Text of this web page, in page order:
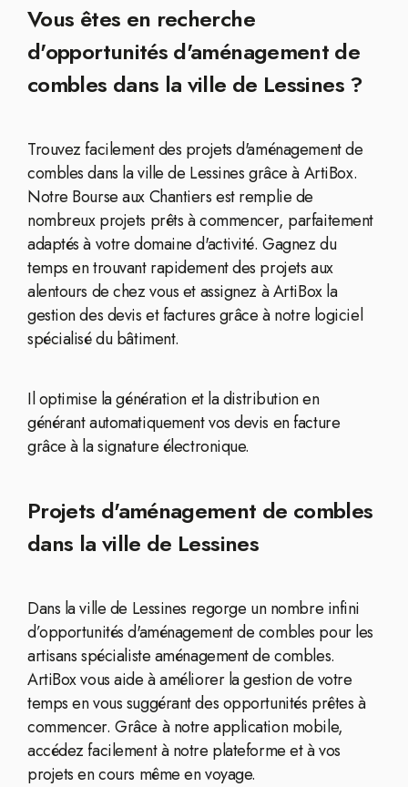
Vous êtes en recherche
d'opportunités d'aménagement de
combles dans la ville de Lessines ?
Trouvez facilement des projets d'aménagement de
combles dans la ville de Lessines grâce à ArtiBox.
Notre Bourse aux Chantiers est remplie de
nombreux projets prêts à commencer, parfaitement
adaptés à votre domaine d'activité. Gagnez du
temps en trouvant rapidement des projets aux
alentours de chez vous et assignez à ArtiBox la
gestion des devis et factures grâce à notre logiciel
spécialisé du bâtiment.
Il optimise la génération et la distribution en
générant automatiquement vos devis en facture
grâce à la signature électronique.
Projets d'aménagement de combles
dans la ville de Lessines
Dans la ville de Lessines regorge un nombre infini
d’opportunités d'aménagement de combles pour les
artisans spécialiste aménagement de combles.
ArtiBox vous aide à améliorer la gestion de votre
temps en vous suggérant des opportunités prêtes à
commencer. Grâce à notre application mobile,
accédez facilement à notre plateforme et à vos
projets en cours même en voyage.